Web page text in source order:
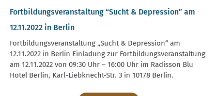
Fortbildungsveranstaltung “Sucht & Depression” am
12.11.2022 in Berlin
Fortbildungsveranstaltung „Sucht & Depression“ am
12.11.2022 in Berlin Einladung zur Fortbildungsveranstaltung
am 12.11.2022 von 09:30 Uhr – 16:00 Uhr im Radisson Blu
Hotel Berlin, Karl-Liebknecht-Str. 3 in 10178 Berlin.